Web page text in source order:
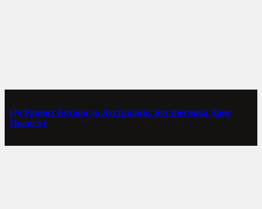
Од Равних Котара до Аустралије: пут пјесника Дане
Иванеже